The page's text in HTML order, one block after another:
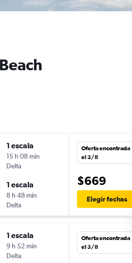
1 escala
15 h 08 min
Delta
1 escala
8 h 48 min
Delta
Oferta encontrada
el 3/8
$669
Elegir fechas
1 escala
9 h 52 min
Delta
Oferta encontrada
el 3/8